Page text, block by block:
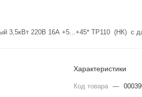
3,5кВт 220В 16А +5...+45* ТР110 (НК) с
Характеристики
Код товара —